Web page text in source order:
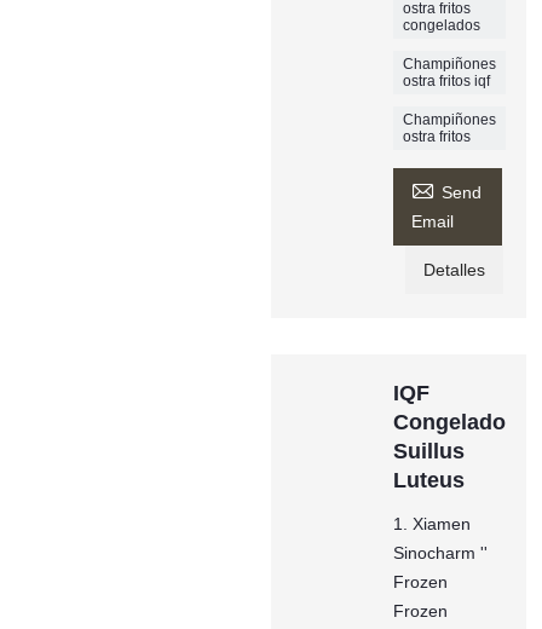
ostra fritos
congelados
Champiñones
ostra fritos iqf
Champiñones
ostra fritos
 Send
Email
Detalles
IQF
Congelado
Suillus
Luteus
1. Xiamen
Sinocharm ''
Frozen
Frozen